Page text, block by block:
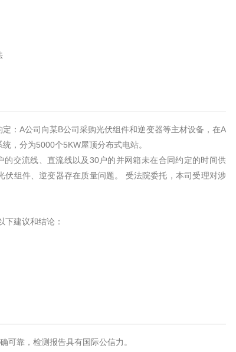
：A公司向某B公司采购光伏组件和逆变器等主材设备，在A
，分为5000个5KW屋顶分布式电站。
交流线、直流线以及30户的并网箱未在合同约定的时间供
组件、逆变器存在质量问题。 受法院委托，本司受理对涉
下建议和结论：
可靠，检测报告具有国际公信力。